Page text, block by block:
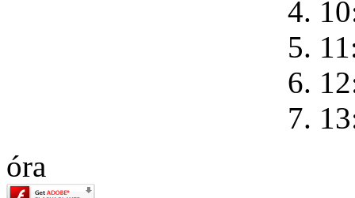
4.
5.
6.
7.
óra